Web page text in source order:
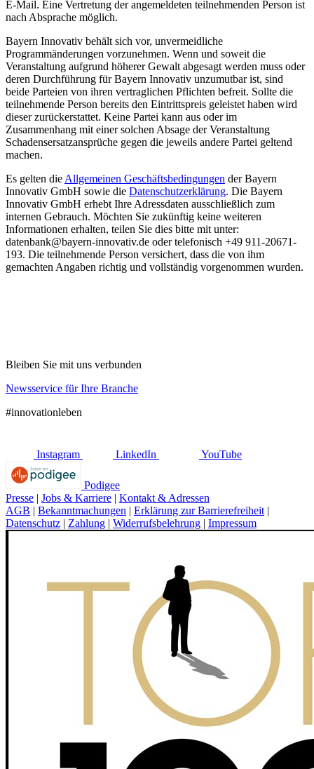
E-Mail. Eine Vertretung der angemeldeten teilnehmenden Person ist
nach Absprache möglich.
Bayern Innovativ behält sich vor, unvermeidliche
Programmänderungen vorzunehmen. Wenn und soweit die
Veranstaltung aufgrund höherer Gewalt abgesagt werden muss oder
deren Durchführung für Bayern Innovativ unzumutbar ist, sind
beide Parteien von ihren vertraglichen Pflichten befreit. Sollte die
teilnehmende Person bereits den Eintrittspreis geleistet haben wird
dieser zurückerstattet. Keine Partei kann aus oder im
Zusammenhang mit einer solchen Absage der Veranstaltung
Schadensersatzansprüche gegen die jeweils andere Partei geltend
machen.
Es gelten die Allgemeinen Geschäftsbedingungen der Bayern
Innovativ GmbH sowie die Datenschutzerklärung. Die Bayern
Innovativ GmbH erhebt Ihre Adressdaten ausschließlich zum
internen Gebrauch. Möchten Sie zukünftig keine weiteren
Informationen erhalten, teilen Sie dies bitte mit unter:
datenbank@bayern-innovativ.de oder telefonisch +49 911-20671-
193. Die teilnehmende Person versichert, dass die von ihm
gemachten Angaben richtig und vollständig vorgenommen wurden.
Bleiben Sie mit uns verbunden
Newsservice für Ihre Branche
#innovationleben
Instagram LinkedIn YouTube
Podigee
Presse | Jobs & Karriere | Kontakt & Adressen
AGB | Bekanntmachungen | Erklärung zur Barrierefreiheit |
Datenschutz | Zahlung | Widerrufsbelehrung | Impressum